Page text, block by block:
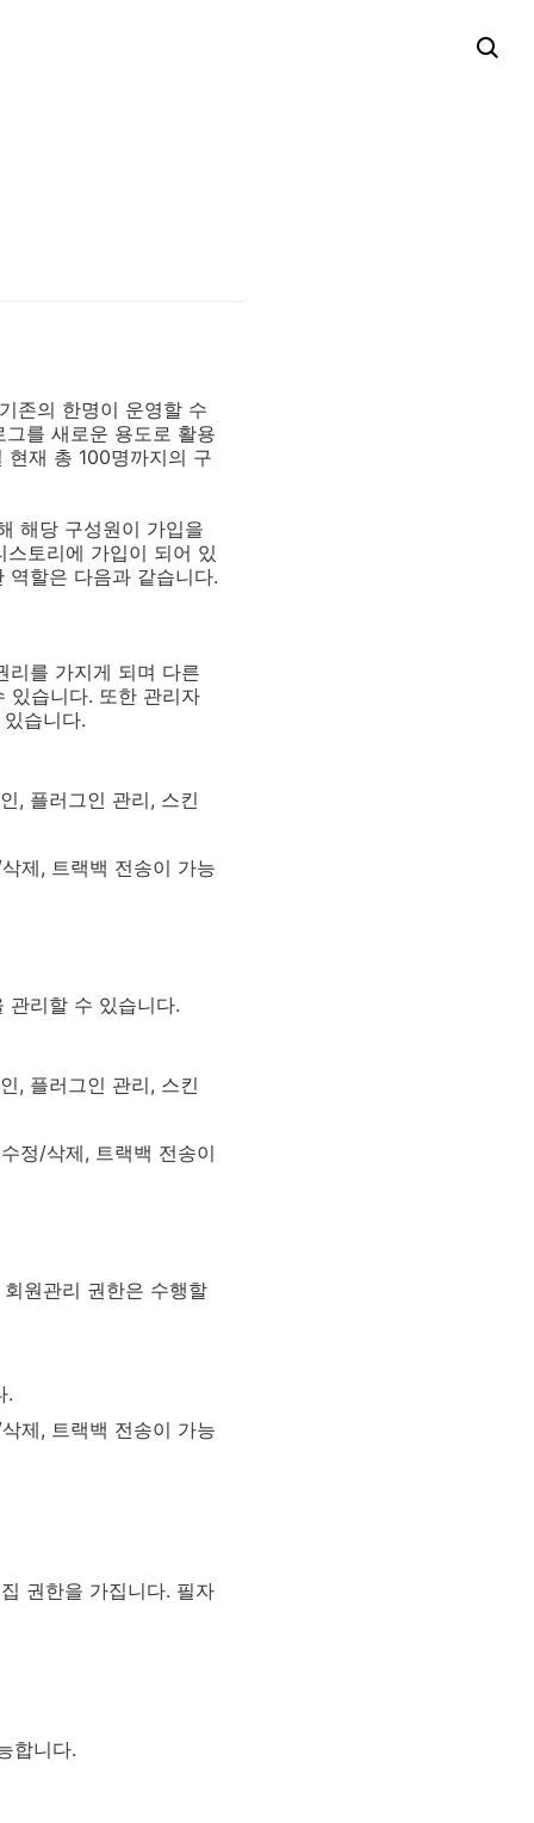
존의 한명이 운영할 수
를 새로운 용도로 활용
현재 총 100명까지의 구
해당 구성원이 가입을
토리에 가입이 되어 있
할은 다음과 같습니다.
리를 가지게 되며 다른
있습니다. 또한 관리자
습니다.
, 플러그인 관리, 스킨
제, 트랙백 전송이 가능
관리할 수 있습니다.
, 플러그인 관리, 스킨
정/삭제, 트랙백 전송이
원관리 권한은 수행할
.
제, 트랙백 전송이 가능
권한을 가집니다. 필자
합니다.